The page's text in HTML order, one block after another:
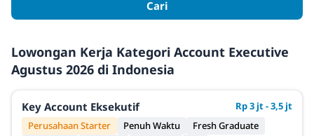
Cari
Lowongan Kerja Kategori Account Executive
Agustus 2026 di Indonesia
Key Account Eksekutif
Rp 3 jt - 3,5 jt
Perusahaan Starter
Penuh Waktu
Fresh Graduate